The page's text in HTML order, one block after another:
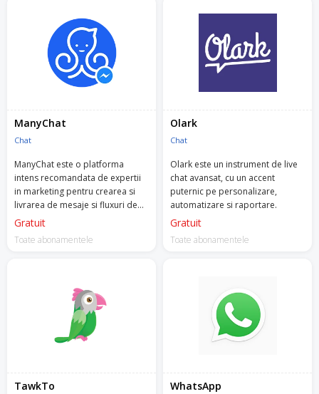
ManyChat
Chat
ManyChat este o platforma
intens recomandata de expertii
in marketing pentru crearea si
livrarea de mesaje si fluxuri de
mesaje automatizate, catre
Gratuit
Toate abonamentele
Olark
Chat
Olark este un instrument de live
chat avansat, cu un accent
puternic pe personalizare,
automatizare si raportare.
Gratuit
Toate abonamentele
TawkTo WhatsApp